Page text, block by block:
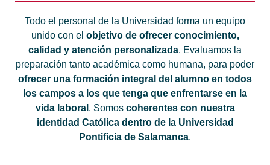
Todo el personal de la Universidad forma un equipo
unido con el objetivo de ofrecer conocimiento,
calidad y atención personalizada. Evaluamos la
preparación tanto académica como humana, para poder
ofrecer una formación integral del alumno en todos
los campos a los que tenga que enfrentarse en la
vida laboral . Somos coherentes con nuestra
identidad Católica dentro de la Universidad
Pontificia de Salamanca.